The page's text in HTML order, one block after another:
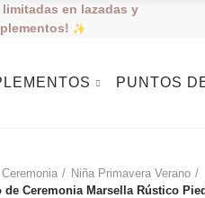
limitadas en lazadas y
PUNTOS
Ceremonia
Niña Primavera Verano
de Ceremonia Marsella Rústico